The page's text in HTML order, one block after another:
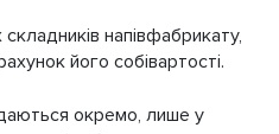
складників напівфабрикату,
його собівартості.
окремо, лише у